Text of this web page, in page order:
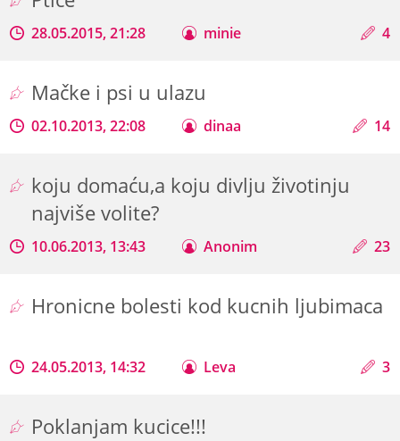
28.05.2015, 21:28 minie 4
Mačke i psi u ulazu
02.10.2013, 22:08 dinaa 14
koju domaću,a koju divlju životinju
najviše volite?
10.06.2013, 13:43 Anonim 23
Hronicne bolesti kod kucnih ljubimaca
24.05.2013, 14:32 Leva 3
Poklanjam kucice!!!